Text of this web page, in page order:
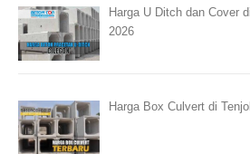
Harga U Ditch dan Cover
2026
Harga Box Culvert di